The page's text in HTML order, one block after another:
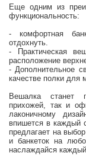
Еще одним из
функциональность:
- комфортная
отдохнуть.
- Практическая
расположение
- Дополнительное
качестве полки для
Вешалка станет
прихожей, так и
лаконичному
впишется в каждый
предлагает на
и банкеток на
наслаждайся